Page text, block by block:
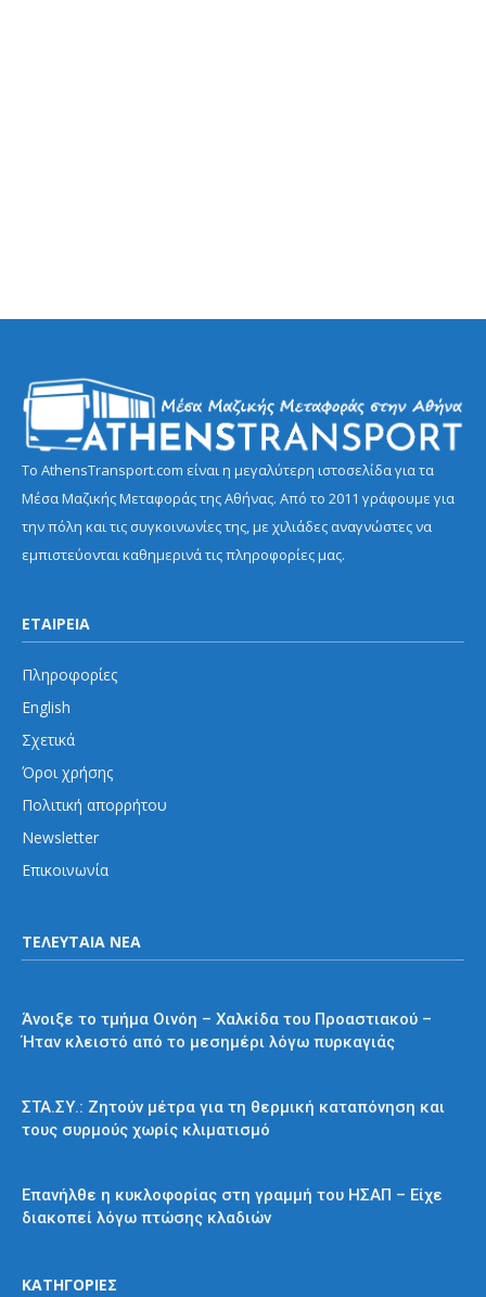
Το AthensTransport.com είναι η μεγαλύτερη ιστοσελίδα για τα
Μέσα Μαζικής Μεταφοράς της Αθήνας. Από το 2011 γράφουμε για
την πόλη και τις συγκοινωνίες της, με χιλιάδες αναγνώστες να
εμπιστεύονται καθημερινά τις πληροφορίες μας.
ΕΤΑΙΡΕΙΑ
Πληροφορίες
English
Σχετικά
Όροι χρήσης
Πολιτική απορρήτου
Newsletter
Επικοινωνία
ΤΕΛΕΥΤΑΙΑ ΝΕΑ
Άνοιξε το τμήμα Οινόη – Χαλκίδα του Προαστιακού –
Ήταν κλειστό από το μεσημέρι λόγω πυρκαγιάς
ΣΤΑ.ΣΥ.: Ζητούν μέτρα για τη θερμική καταπόνηση και
τους συρμούς χωρίς κλιματισμό
Επανήλθε η κυκλοφορίας στη γραμμή του ΗΣΑΠ – Είχε
διακοπεί λόγω πτώσης κλαδιών
ΚΑΤΗΓΟΡΙΕΣ